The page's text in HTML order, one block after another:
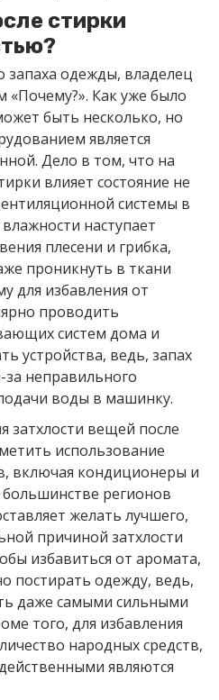
стирки
запаха одежды, владелец
«Почему?». Как уже было
быть несколько, но
является
Дело в том, что на
влияет состояние не
системы в
наступает
плесени и грибка,
проникнуть в ткани
для избавления от
проводить
систем дома и
устройства, ведь, запах
за неправильного
воды в машинку.
затхлости вещей после
использование
включая кондиционеры и
регионов
желать лучшего,
причиной затхлости
избавиться от аромата,
постирать одежду, ведь,
даже самыми сильными
того, для избавления
народных средств,
являются